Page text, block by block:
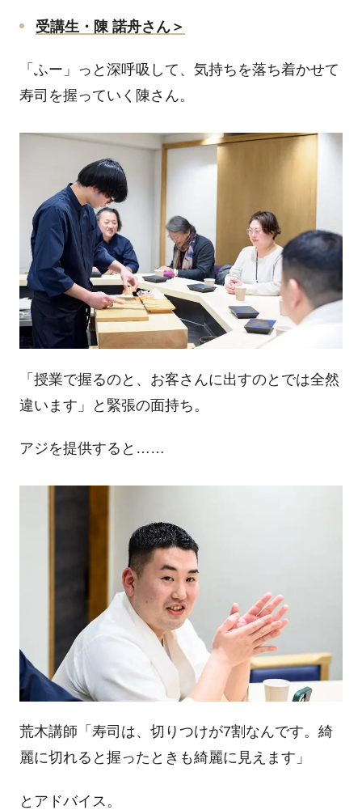
受講生・陳 諾舟さん＞
「ふー」っと深呼吸して、気持ちを落ち着かせて
寿司を握っていく陳さん。
「授業で握るのと、お客さんに出すのとでは全然
違います」と緊張の面持ち。
アジを提供すると……
荒木講師「寿司は、切りつけが7割なんです。綺
麗に切れると握ったときも綺麗に見えます」
とアドバイス。